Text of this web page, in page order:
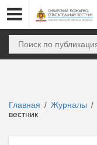
Главная / Журналы /
вестник